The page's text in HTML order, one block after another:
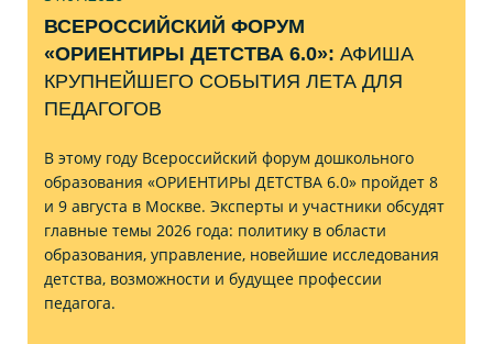
ВСЕРОССИЙСКИЙ ФОРУМ
«ОРИЕНТИРЫ ДЕТСТВА 6.0»: АФИША
КРУПНЕЙШЕГО СОБЫТИЯ ЛЕТА ДЛЯ
ПЕДАГОГОВ
В этому году Всероссийский форум дошкольного
образования «ОРИЕНТИРЫ ДЕТСТВА 6.0» пройдет 8
и 9 августа в Москве. Эксперты и участники обсудят
главные темы 2026 года: политику в области
образования, управление, новейшие исследования
детства, возможности и будущее профессии
педагога.